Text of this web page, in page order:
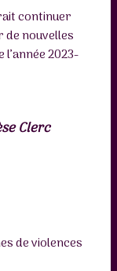
continuer
de nouvelles
2023-
Clerc
de violences